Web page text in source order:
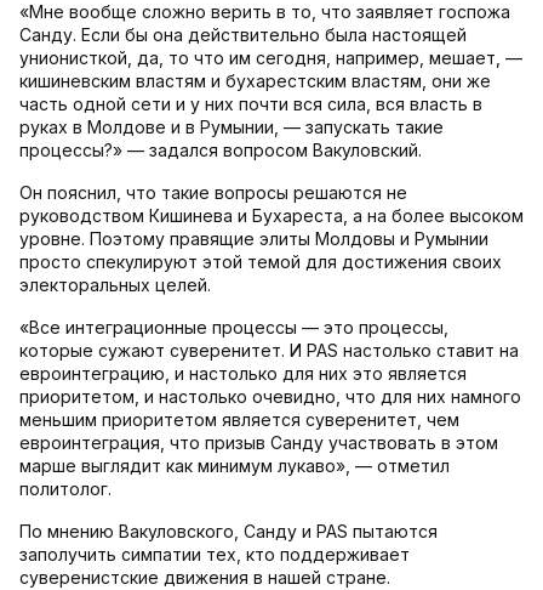
«Мне вообще сложно верить в то, что заявляет госпожа
Санду. Если бы она действительно была настоящей
унионисткой, да, то что им сегодня, например, мешает, —
кишиневским властям и бухарестским властям, они же
часть одной сети и у них почти вся сила, вся власть в
руках в Молдове и в Румынии, — запускать такие
процессы?» — задался вопросом Вакуловский.
Он пояснил, что такие вопросы решаются не
руководством Кишинева и Бухареста, а на более высоком
уровне. Поэтому правящие элиты Молдовы и Румынии
просто спекулируют этой темой для достижения своих
электоральных целей.
«Все интеграционные процессы — это процессы,
которые сужают суверенитет. И PAS настолько ставит на
евроинтеграцию, и настолько для них это является
приоритетом, и настолько очевидно, что для них намного
меньшим приоритетом является суверенитет, чем
евроинтеграция, что призыв Санду участвовать в этом
марше выглядит как минимум лукаво», — отметил
политолог.
По мнению Вакуловского, Санду и PAS пытаются
заполучить симпатии тех, кто поддерживает
суверенистские движения в нашей стране.